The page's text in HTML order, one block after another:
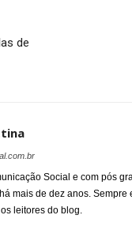
de
Social e com pós
mais de dez anos.
leitores do blog.